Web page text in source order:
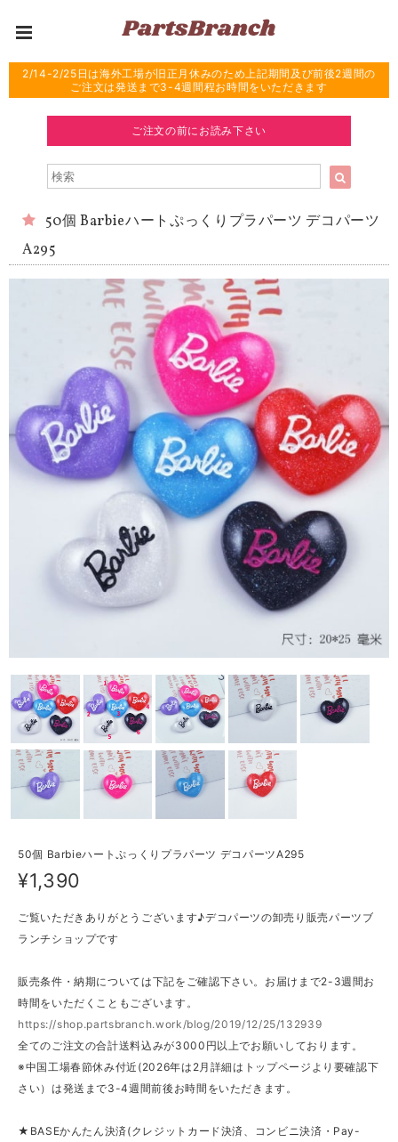
2/14-2/25日は海外工場が旧正月休みのため上記期間及び前後2週間の
ご注文は発送まで3-4週間程お時間をいただきます
ご注文の前にお読み下さい
50個 Barbieハートぷっくりプラパーツ デコパーツ
A295
50個 Barbieハートぷっくりプラパーツ デコパーツA295
¥1,390
ご覧いただきありがとうございます♪デコパーツの卸売り販売パーツブ
ランチショップです
販売条件・納期については下記をご確認下さい。お届けまで2-3週間お
時間をいただくこともございます。
https://shop.partsbranch.work/blog/2019/12/25/132939
全てのご注文の合計送料込みが3000円以上でお願いしております。
※中国工場春節休み付近(2026年は2月詳細はトップページより要確認下
さい）は発送まで3-4週間前後お時間をいただきます。
★BASEかんたん決済(クレジットカード決済、コンビニ決済・Pay-